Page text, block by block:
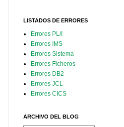
LISTADOS DE ERRORES
Errores PL/I
Errores IMS
Errores Sistema
Errores Ficheros
Errores DB2
Errores JCL
Errores CICS
ARCHIVO DEL BLOG